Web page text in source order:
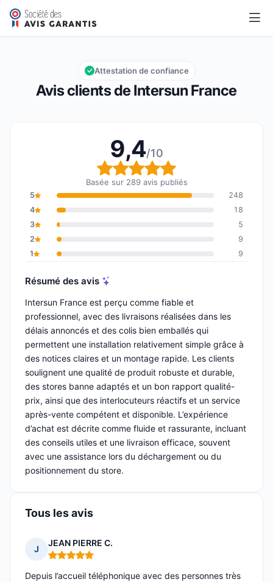
Intersun France
Note globale : 9,4 sur 10
9,4/10
Avis clients de Intersun France
Attestation de confiance
9,4/10
Note globale : 9,4 sur
Basée sur 289 avis publiés
5
248
4
18
3
5
2
9
1
9
Résumé des avis
Intersun France est perçu comme fiable et
professionnel, avec des livraisons réalisées dans les
délais annoncés et des colis bien emballés qui
permettent une installation relativement simple grâce à
des notices claires et un montage rapide. Les clients
soulignent une qualité de produit robuste et durable,
des stores banne adaptés et un bon rapport qualité-
prix, ainsi que des interlocuteurs réactifs et un service
après-vente compétent et disponible. L’expérience
d’achat est décrite comme fluide et rassurante, incluant
des conseils utiles et une livraison efficace, souvent
avec une assistance lors du déchargement ou du
positionnement du store.
Tous les avis
J
JEAN PIERRE C.
Note : 5 sur 5
Depuis l’accueil téléphonique avec des personnes très